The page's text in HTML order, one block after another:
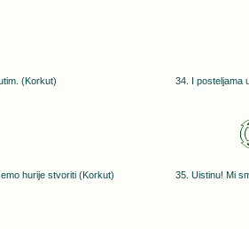
(Korkut) 34. I posteljama
hurije stvoriti (Korkut) 35. Uistinu! Mi